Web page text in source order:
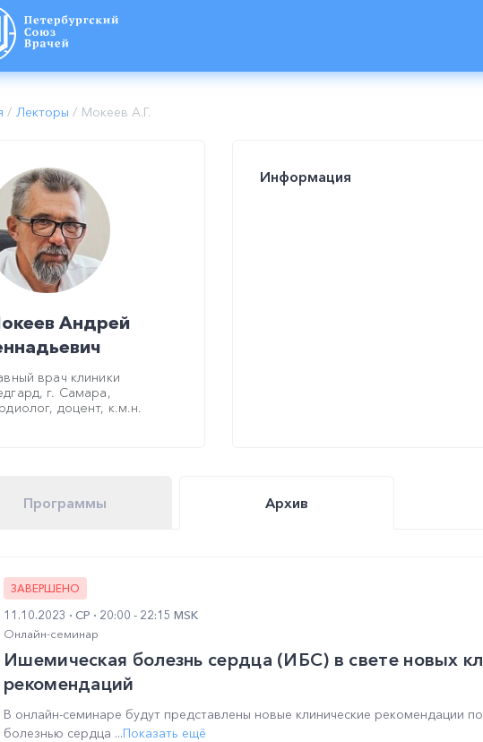
/ Лекторы / Мокеев А.Г.
Андрей
врач клиники
г. Самара,
доцент, к.м.н.
Информация
Программы Архив
ЗАВЕРШЕНО
11.10.2023 СР 20:00 - 22:15 MSK
Онлайн-семинар
Ишемическая болезнь сердца (ИБС) в свете новых
рекомендаций
В онлайн-семинаре будут представлены новые клинические рекомендации
болезнью сердца ...Показать ещё